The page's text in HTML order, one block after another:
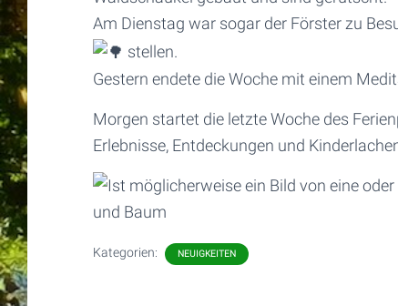
Am Dienstag war sogar der Förster zu
stellen.
Gestern endete die Woche mit einem
Morgen startet die letzte Woche des
Erlebnisse, Entdeckungen und
Kategorien: NEUIGKEITEN